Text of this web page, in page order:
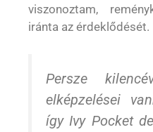
viszonoztam,
iránta az érdeklődését.
Persze
elképzelései
így Ivy Pocket